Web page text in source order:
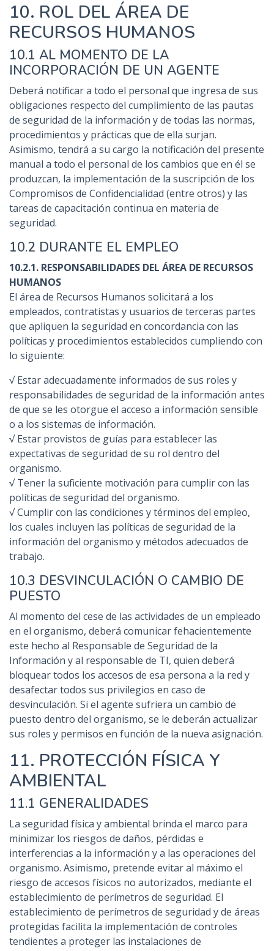
10. ROL DEL ÁREA DE
RECURSOS HUMANOS
10.1 AL MOMENTO DE LA
INCORPORACIÓN DE UN AGENTE
Deberá notificar a todo el personal que ingresa de sus
obligaciones respecto del cumplimiento de las pautas
de seguridad de la información y de todas las normas,
procedimientos y prácticas que de ella surjan.
Asimismo, tendrá a su cargo la notificación del presente
manual a todo el personal de los cambios que en él se
produzcan, la implementación de la suscripción de los
Compromisos de Confidencialidad (entre otros) y las
tareas de capacitación continua en materia de
seguridad.
10.2 DURANTE EL EMPLEO
10.2.1. RESPONSABILIDADES DEL ÁREA DE RECURSOS
HUMANOS
El área de Recursos Humanos solicitará a los
empleados, contratistas y usuarios de terceras partes
que apliquen la seguridad en concordancia con las
políticas y procedimientos establecidos cumpliendo con
lo siguiente:
√ Estar adecuadamente informados de sus roles y
responsabilidades de seguridad de la información antes
de que se les otorgue el acceso a información sensible
o a los sistemas de información.
√ Estar provistos de guías para establecer las
expectativas de seguridad de su rol dentro del
organismo.
√ Tener la suficiente motivación para cumplir con las
políticas de seguridad del organismo.
√ Cumplir con las condiciones y términos del empleo,
los cuales incluyen las políticas de seguridad de la
información del organismo y métodos adecuados de
trabajo.
10.3 DESVINCULACIÓN O CAMBIO DE
PUESTO
Al momento del cese de las actividades de un empleado
en el organismo, deberá comunicar fehacientemente
este hecho al Responsable de Seguridad de la
Información y al responsable de TI, quien deberá
bloquear todos los accesos de esa persona a la red y
desafectar todos sus privilegios en caso de
desvinculación. Si el agente sufriera un cambio de
puesto dentro del organismo, se le deberán actualizar
sus roles y permisos en función de la nueva asignación.
11. PROTECCIÓN FÍSICA Y
AMBIENTAL
11.1 GENERALIDADES
La seguridad física y ambiental brinda el marco para
minimizar los riesgos de daños, pérdidas e
interferencias a la información y a las operaciones del
organismo. Asimismo, pretende evitar al máximo el
riesgo de accesos físicos no autorizados, mediante el
establecimiento de perímetros de seguridad. El
establecimiento de perímetros de seguridad y de áreas
protegidas facilita la implementación de controles
tendientes a proteger las instalaciones de